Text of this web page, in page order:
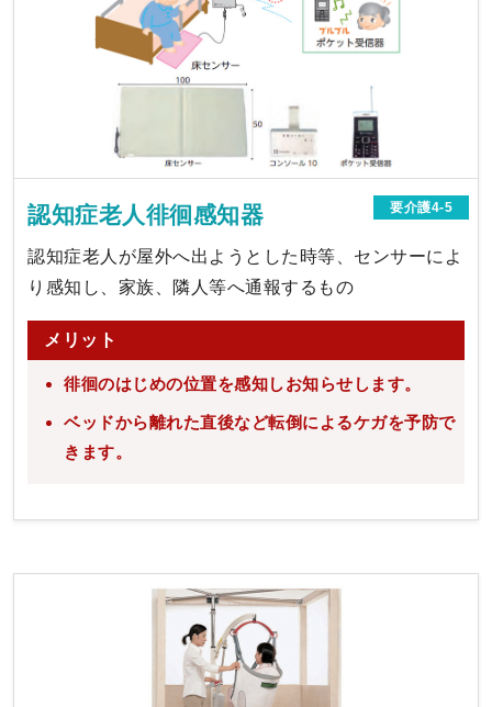
認知症老人徘徊感知器 要介護4-5
認知症老人が屋外へ出ようとした時等、センサーによ
り感知し、家族、隣人等へ通報するもの
メリット
徘徊のはじめの位置を感知しお知らせします。
ベッドから離れた直後など転倒によるケガを予防で
きます。